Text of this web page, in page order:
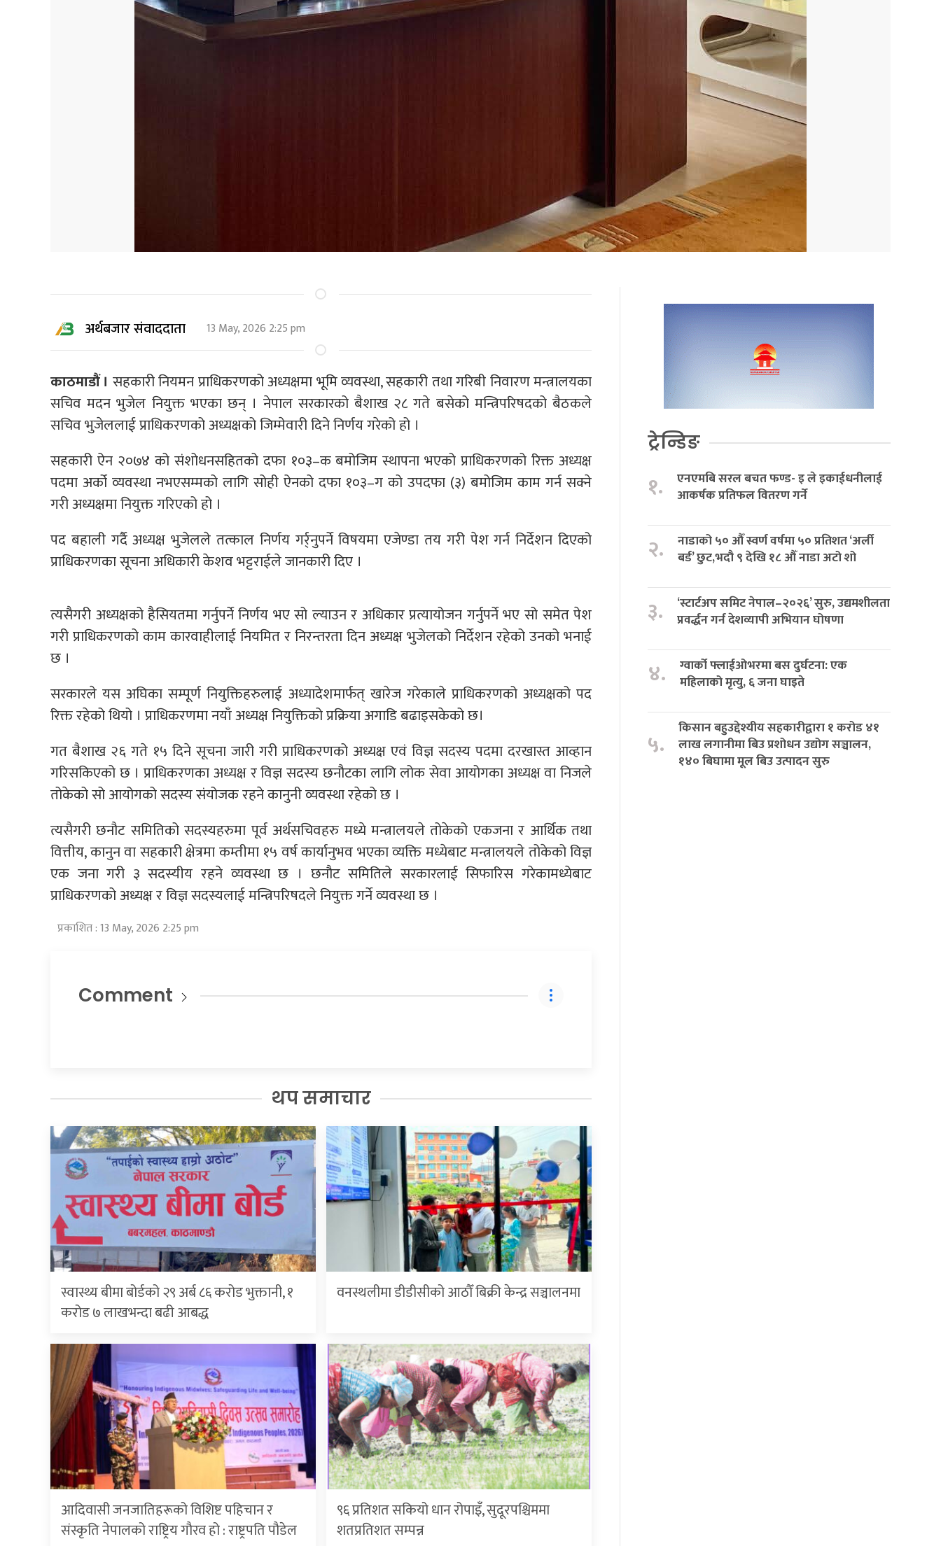
अर्थबजार संवाददाता 13 May, 2026 2:25 pm
काठमाडौं । सहकारी नियमन प्राधिकरणको अध्यक्षमा भूमि व्यवस्था, सहकारी तथा गरिबी निवारण मन्त्रालयका
सचिव मदन भुजेल नियुक्त भएका छन् । नेपाल सरकारको बैशाख २८ गते बसेको मन्त्रिपरिषदको बैठकले
सचिव भुजेललाई प्राधिकरणको अध्यक्षको जिम्मेवारी दिने निर्णय गरेको हो ।
सहकारी ऐन २०७४ को संशोधनसहितको दफा १०३–क बमोजिम स्थापना भएको प्राधिकरणको रिक्त अध्यक्ष
पदमा अर्को व्यवस्था नभएसम्मको लागि सोही ऐनको दफा १०३–ग को उपदफा (३) बमोजिम काम गर्न सक्ने
गरी अध्यक्षमा नियुक्त गरिएको हो ।
पद बहाली गर्दै अध्यक्ष भुजेलले तत्काल निर्णय गर्र्नुपर्ने विषयमा एजेण्डा तय गरी पेश गर्न निर्देशन दिएको
प्राधिकरणका सूचना अधिकारी केशव भट्टराईले जानकारी दिए ।
त्यसैगरी अध्यक्षको हैसियतमा गर्नुपर्ने निर्णय भए सो ल्याउन र अधिकार प्रत्यायोजन गर्नुपर्ने भए सो समेत पेश
गरी प्राधिकरणको काम कारवाहीलाई नियमित र निरन्तरता दिन अध्यक्ष भुजेलको निर्देशन रहेको उनको भनाई
छ ।
सरकारले यस अघिका सम्पूर्ण नियुक्तिहरुलाई अध्यादेशमार्फत् खारेज गरेकाले प्राधिकरणको अध्यक्षको पद
रिक्त रहेको थियो । प्राधिकरणमा नयाँ अध्यक्ष नियुक्तिको प्रक्रिया अगाडि बढाइसकेको छ।
गत बैशाख २६ गते १५ दिने सूचना जारी गरी प्राधिकरणको अध्यक्ष एवं विज्ञ सदस्य पदमा दरखास्त आव्हान
गरिसकिएको छ । प्राधिकरणका अध्यक्ष र विज्ञ सदस्य छनौटका लागि लोक सेवा आयोगका अध्यक्ष वा निजले
तोकेको सो आयोगको सदस्य संयोजक रहने कानुनी व्यवस्था रहेको छ ।
त्यसैगरी छनौट समितिको सदस्यहरुमा पूर्व अर्थसचिवहरु मध्ये मन्त्रालयले तोकेको एकजना र आर्थिक तथा
वित्तीय, कानुन वा सहकारी क्षेत्रमा कम्तीमा १५ वर्ष कार्यानुभव भएका व्यक्ति मध्येबाट मन्त्रालयले तोकेको विज्ञ
एक जना गरी ३ सदस्यीय रहने व्यवस्था छ । छनौट समितिले सरकारलाई सिफारिस गरेकामध्येबाट
प्राधिकरणको अध्यक्ष र विज्ञ सदस्यलाई मन्त्रिपरिषदले नियुक्त गर्ने व्यवस्था छ ।
प्रकाशित : 13 May, 2026 2:25 pm
Comment
थप समाचार
स्वास्थ्य बीमा बोर्डको २९ अर्ब ८६ करोड भुक्तानी, १
करोड ७ लाखभन्दा बढी आबद्ध
वनस्थलीमा डीडीसीको आठौँ बिक्री केन्द्र सञ्चालनमा
आदिवासी जनजातिहरूको विशिष्ट पहिचान र
संस्कृति नेपालको राष्ट्रिय गौरव हो : राष्ट्रपति पौडेल
९६ प्रतिशत सकियो धान रोपाइँ, सुदूरपश्चिममा
शतप्रतिशत सम्पन्न
ट्रेन्डिङ
१.
एनएमबि सरल बचत फण्ड- इ ले इकाईधनीलाई
आकर्षक प्रतिफल वितरण गर्ने
२.
नाडाको ५० औँ स्वर्ण वर्षमा ५० प्रतिशत ‘अर्ली
बर्ड’ छुट,भदौ ९ देखि १८ औँ नाडा अटो शो
३.
‘स्टार्टअप समिट नेपाल–२०२६’ सुरु, उद्यमशीलता
प्रवर्द्धन गर्न देशव्यापी अभियान घोषणा
४.
ग्वार्को फ्लाईओभरमा बस दुर्घटना: एक
महिलाको मृत्यु, ६ जना घाइते
५.
किसान बहुउद्देश्यीय सहकारीद्वारा १ करोड ४१
लाख लगानीमा बिउ प्रशोधन उद्योग सञ्चालन,
१४० बिघामा मूल बिउ उत्पादन सुरु